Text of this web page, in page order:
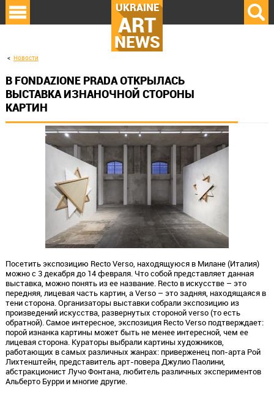
UKRAINE
ART
NEWS
Новости
В FONDAZIONE PRADA ОТКРЫЛАСЬ
ВЫСТАВКА ИЗНАНОЧНОЙ СТОРОНЫ
КАРТИН
Посетить экспозицию Recto Verso, находящуюся в Милане (Италия)
можно с 3 декабря до 14 февраля. Что собой представляет данная
выставка, можно понять из ее название. Recto в искусстве – это
передняя, лицевая часть картин, а Verso – это задняя, находящаяся в
тени сторона. Организаторы выставки собрали экспозицию из
произведений искусства, развернутых стороной verso (то есть
обратной). Самое интересное, экспозиция Recto Verso подтверждает:
порой изнанка картины может быть не менее интересной, чем ее
лицевая сторона. Кураторы выбрали картины художников,
работающих в самых различных жанрах: приверженец поп-арта Рой
Лихтенштейн, представитель арт-повера Джулио Паолини,
абстракционист Лучо Фонтана, любитель различных экспериментов
Альберто Бурри и многие другие.